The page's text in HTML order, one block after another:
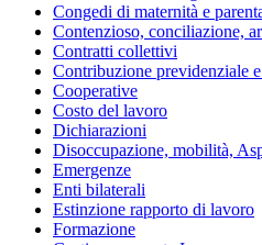
Congedi di maternità e
Contenzioso, conciliazione,
Contratti collettivi
Contribuzione previdenziale e
Cooperative
Costo del lavoro
Dichiarazioni
Disoccupazione, mobilità,
Emergenze
Enti bilaterali
Estinzione rapporto di lavoro
Formazione